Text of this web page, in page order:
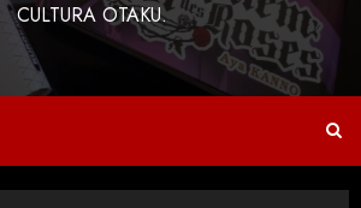
CULTURA OTAKU.